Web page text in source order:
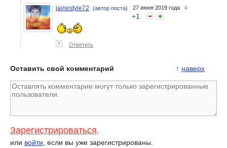
jainestyle72 (автор поста) 27 июня 2019 года #
+1
↑ Ответить
↑ наверх
Оставить свой комментарий
Зарегистрироваться,
или войти , если вы уже зарегистрированы.